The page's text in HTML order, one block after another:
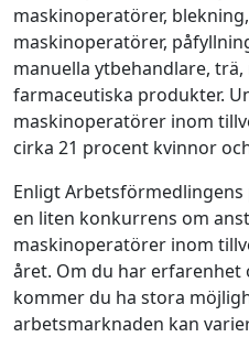
maskinoperatörer,
maskinoperatörer,
manuella ytbehandlare,
farmaceutiska produkter.
maskinoperatörer inom
cirka 21 procent kvinnor
Enligt
en liten konkurrens om
maskinoperatörer inom
året. Om du har
kommer du ha stora
arbetsmarknaden kan